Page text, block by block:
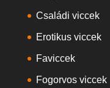
Családi viccek
Erotikus viccek
Faviccek
Fogorvos viccek